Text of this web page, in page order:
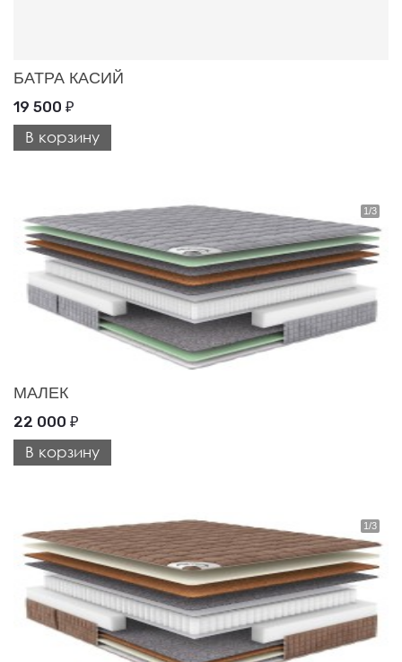
БАТРА КАСИЙ
19 500 ₽
В корзину
МАЛЕК
22 000 ₽
В корзину